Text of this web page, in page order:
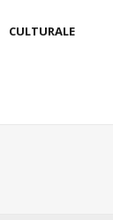
CULTURALE